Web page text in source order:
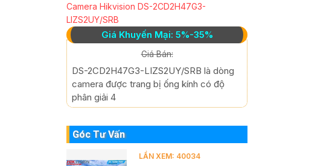
Camera Hikvision DS-2CD2H47G3-
LIZS2UY/SRB
Giá Khuyến Mại: 5%-35%
Giá Bán:
DS-2CD2H47G3-LIZS2UY/SRB là dòng
camera được trang bị ống kính có độ
phân giải 4
Góc Tư Vấn
LẦN XEM: 40034